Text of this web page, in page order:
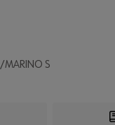
MARINO S